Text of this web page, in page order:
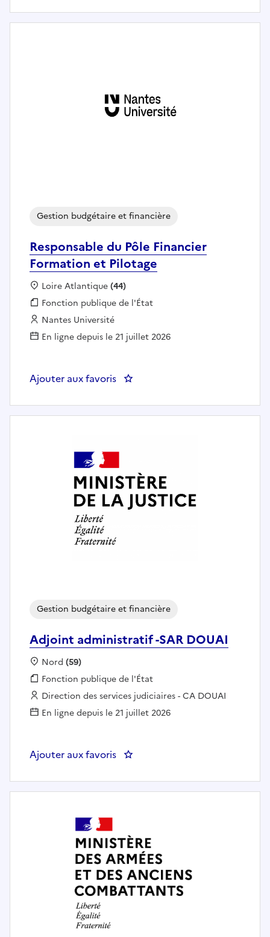
Responsable du Pôle Financier
Formation et Pilotage
Gestion budgétaire et financière
Localisation :
Loire Atlantique(44)
Fonction publique :
Fonction publique de l'État
Employeur :
Nantes Université
En ligne depuis le 21 juillet 2026
Ajouter aux favoris : Responsable du Pôle
Adjoint administratif -SAR DOUAI
Gestion budgétaire et financière
Localisation :
Nord (59)
Fonction publique :
Fonction publique de l'État
Employeur :
Direction des services judiciaires - CA DOUAI
En ligne depuis le 21 juillet 2026
Ajouter aux favoris